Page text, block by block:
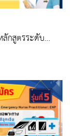
กสูตรระดับ